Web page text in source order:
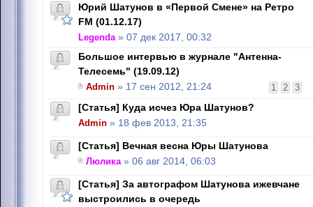
Юрий Шатунов в «Первой Смене» на Ретро
FM (01.12.17)
Legenda» 07 дек 2017, 00:32
Большое интервью в журнале "Антенна-
Телесемь" (19.09.12)
1 2 3
Admin » 17 сен 2012, 21:24
[Статья] Куда исчез Юра Шатунов?
Admin » 18 фев 2013, 21:35
[Статья] Вечная весна Юры Шатунова
Люлика» 06 авг 2014, 06:03
[Статья] За автографом Шатунова ижевчане
выстроились в очередь